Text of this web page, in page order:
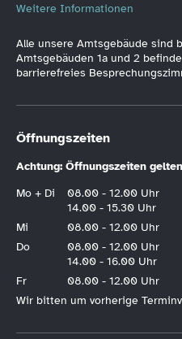
Weitere Informationen
Alle unsere Amtsgebäude sind
Amtsgebäuden 1a und 2
barrierefreies
Öffnungszeiten
Achtung: Öffnungszeiten
Mo + Di
08.00 - 12.00 Uhr
14.00 - 15.30 Uhr
Mi
08.00 - 12.00 Uhr
Do
08.00 - 12.00 Uhr
14.00 - 16.00 Uhr
Fr
08.00 - 12.00 Uhr
Wir bitten um vorherige